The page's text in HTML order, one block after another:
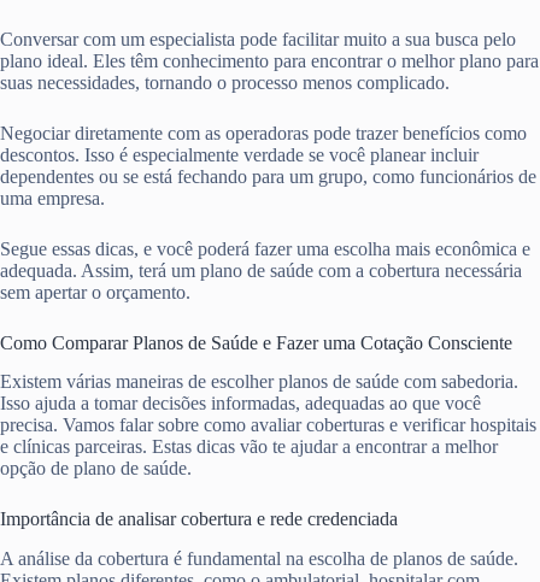
Conversar com um especialista pode facilitar muito a sua busca pelo
plano ideal. Eles têm conhecimento para encontrar o melhor plano para
suas necessidades, tornando o processo menos complicado.
Negociar diretamente com as operadoras pode trazer benefícios como
descontos. Isso é especialmente verdade se você planear incluir
dependentes ou se está fechando para um grupo, como funcionários de
uma empresa.
Segue essas dicas, e você poderá fazer uma escolha mais econômica e
adequada. Assim, terá um plano de saúde com a cobertura necessária
sem apertar o orçamento.
Como Comparar Planos de Saúde e Fazer uma Cotação Consciente
Existem várias maneiras de escolher planos de saúde com sabedoria.
Isso ajuda a tomar decisões informadas, adequadas ao que você
precisa. Vamos falar sobre como avaliar coberturas e verificar hospitais
e clínicas parceiras. Estas dicas vão te ajudar a encontrar a melhor
opção de plano de saúde.
Importância de analisar cobertura e rede credenciada
A análise da cobertura é fundamental na escolha de planos de saúde.